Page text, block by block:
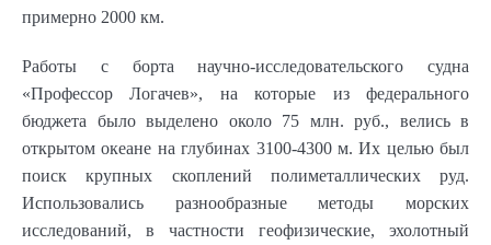
примерно 2000 км.
Работы с борта научно-исследовательского судна
«Профессор Логачев», на которые из федерального
бюджета было выделено около 75 млн. руб., велись в
открытом океане на глубинах 3100-4300 м. Их целью был
поиск крупных скоплений полиметаллических руд.
Использовались разнообразные методы морских
исследований, в частности геофизические, эхолотный